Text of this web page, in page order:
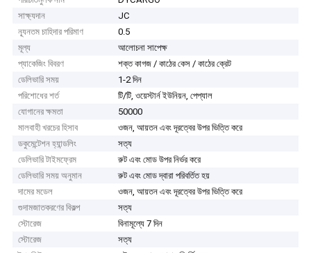
সাক্ষ্যদান
JC
ন্যূনতম চাহিদার পরিমাণ
0.5
মূল্য
আলোচনা সাপেক্ষ
প্যাকেজিং বিবরণ
শক্ত কাগজ / কাঠের কেস / কাঠের ক্রেট
ডেলিভারি সময়
1-2 দিন
পরিশোধের শর্ত
টি/টি, ওয়েস্টার্ন ইউনিয়ন, পেপ্যাল
যোগানের ক্ষমতা
50000
মালবাহী খরচের হিসাব
ওজন, আয়তন এবং দূরত্বের উপর ভিত্তি করে
ডকুমেন্টেশন হ্যান্ডলিং
সত্য
ডেলিভারি টাইমফ্রেম
রুট এবং মোড উপর নির্ভর করে
ডেলিভারি সময় অনুমান
রুট এবং মোড দ্বারা পরিবর্তিত হয়
দামের মডেল
ওজন, আয়তন এবং দূরত্বের উপর ভিত্তি করে
গুদামজাতকরণের বিকল্প
সত্য
স্টোরেজ
বিনামূল্যে 7 দিন
স্টোরেজ
সত্য